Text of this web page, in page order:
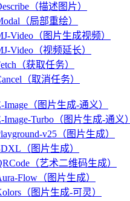
（描述图片）
（局部重绘）
Video（图片生成视频）
Video（视频延长）
（获取任务）
（取消任务）
Image（图片生成-通义）
Image-Turbo（图片生成-通义）
v25（图片生成）
（图片生成）
（艺术二维码生成）
Flow（图片生成）
（图片生成-可灵）